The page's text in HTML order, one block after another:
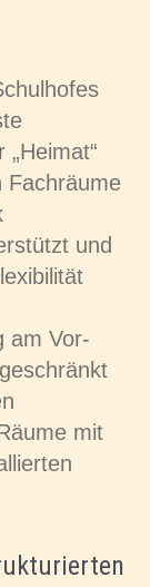
Fachräume
und
am Vor-
mit